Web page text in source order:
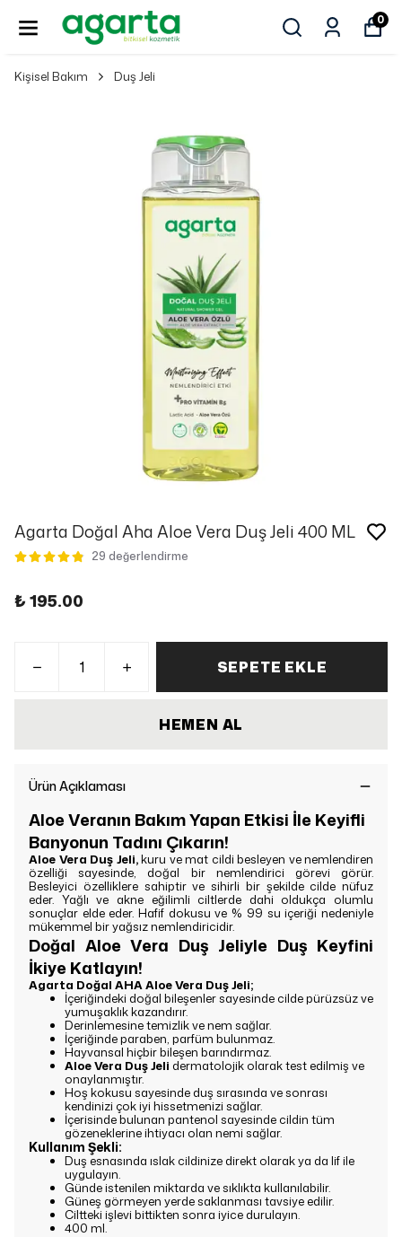
0
Kişisel Bakım Duş Jeli
Agarta Doğal Aha Aloe Vera Duş Jeli 400 ML
29 değerlendirme
₺ 195.00
SEPETE EKLE
HEMEN AL
Ürün Açıklaması
Aloe Veranın Bakım Yapan Etkisi İle Keyifli
Banyonun Tadını Çıkarın!
Aloe Vera Duş Jeli,kuru ve mat cildi besleyen ve nemlendiren
özelliği sayesinde, doğal bir nemlendirici görevi görür.
Besleyici özelliklere sahiptir ve sihirli bir şekilde cilde nüfuz
eder. Yağlı ve akne eğilimli ciltlerde dahi oldukça olumlu
sonuçlar elde eder. Hafif dokusu ve % 99 su içeriği nedeniyle
mükemmel bir yağsız nemlendiricidir.
Doğal Aloe Vera Duş Jeliyle Duş Keyfini
İkiye Katlayın!
Agarta Doğal AHA Aloe Vera Duş Jeli;
İçeriğindeki doğal bileşenler sayesinde cilde pürüzsüz ve
yumuşaklık kazandırır.
Derinlemesine temizlik ve nem sağlar.
İçeriğinde paraben, parfüm bulunmaz.
Hayvansal hiçbir bileşen barındırmaz.
Aloe Vera Duş Jeli dermatolojik olarak test edilmiş ve
onaylanmıştır.
Hoş kokusu sayesinde duş sırasında ve sonrası
kendinizi çok iyi hissetmenizi sağlar.
İçerisinde bulunan pantenol sayesinde cildin tüm
gözeneklerine ihtiyacı olan nemi sağlar.
Kullanım Şekli:
Duş esnasında ıslak cildinize direkt olarak ya da lif ile
uygulayın.
Günde istenilen miktarda ve sıklıkta kullanılabilir.
Güneş görmeyen yerde saklanması tavsiye edilir.
Ciltteki işlevi bittikten sonra iyice durulayın.
400 ml.